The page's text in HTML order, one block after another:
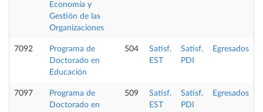
Economía y
Gestión de las
Organizaciones
7092
Programa de
Doctorado en
Educación
504
Satisf.
EST
Satisf.
PDI
Egresados
7097
Programa de
Doctorado en
509
Satisf.
EST
Satisf.
PDI
Egresados